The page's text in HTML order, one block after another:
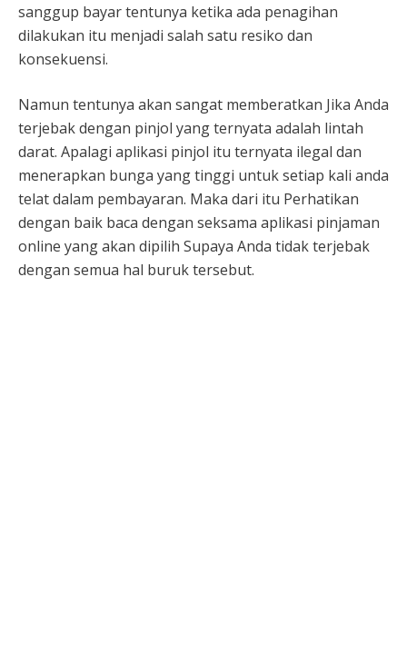
sanggup bayar tentunya ketika ada penagihan
dilakukan itu menjadi salah satu resiko dan
konsekuensi.
Namun tentunya akan sangat memberatkan Jika Anda
terjebak dengan pinjol yang ternyata adalah lintah
darat. Apalagi aplikasi pinjol itu ternyata ilegal dan
menerapkan bunga yang tinggi untuk setiap kali anda
telat dalam pembayaran. Maka dari itu Perhatikan
dengan baik baca dengan seksama aplikasi pinjaman
online yang akan dipilih Supaya Anda tidak terjebak
dengan semua hal buruk tersebut.